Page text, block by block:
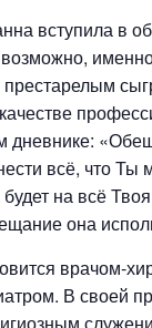
вступила в
дневнике:
всё, что Ты
на всё
она
врачом-
В своей